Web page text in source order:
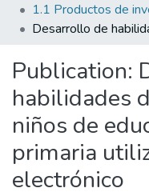
All of DSpace
Publication:
habilidades
niños de
primaria
electrónico